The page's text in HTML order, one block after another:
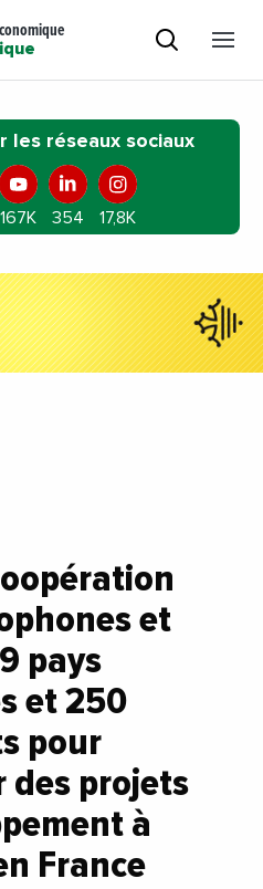
les réseaux sociaux
167K 354 17,8K
et
pays
et 250
pour
des projets
à
France